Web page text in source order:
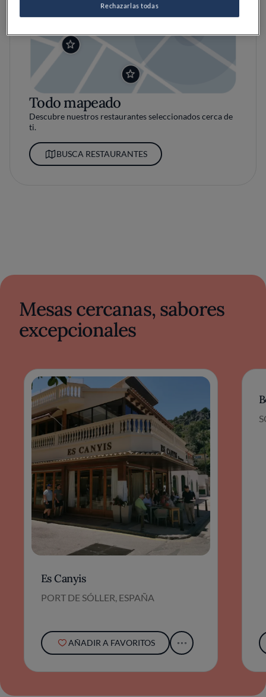
Todo mapeado
Descubre nuestros restaurantes seleccionados cerca de
ti.
BUSCA RESTAURANTES
Mesas cercanas, sabores
excepcionales
Es Canyis
PORT DE SÓLLER, ESPAÑA
AÑADIR A FAVORITOS
Rechazarlas todas